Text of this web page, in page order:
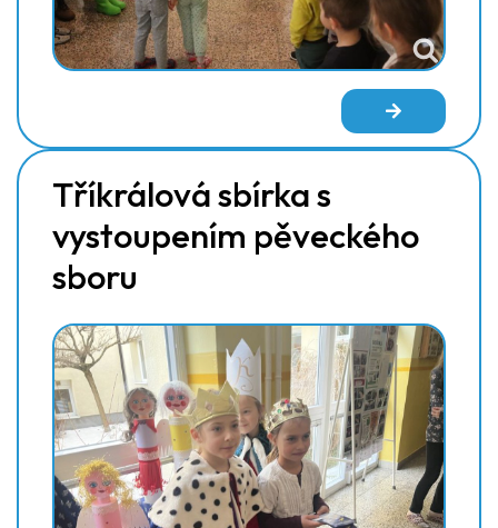
Tříkrálová sbírka s
vystoupením pěveckého
sboru